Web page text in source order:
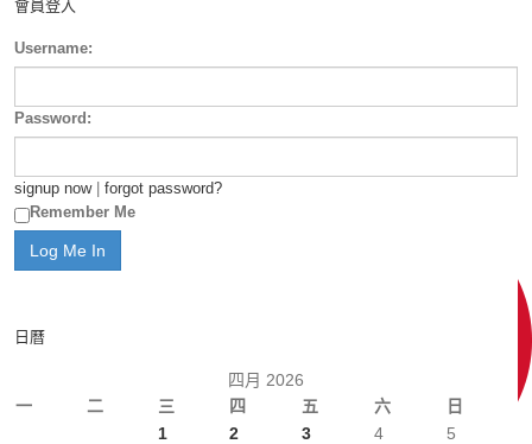
會員登入
Username:
Password:
signup now| forgot password?
Remember Me
日曆
四月 2026
一
二 三 四 五 六 日
1 2 3 4
5